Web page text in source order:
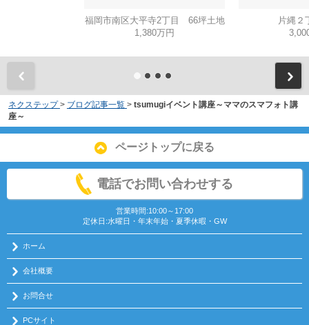
福岡市南区大平寺2丁目 66坪土地
1,380万円
片縄２
ネクステップ > ブログ記事一覧 > tsumugiイベント講座～ママのスマフォト講
座～
ページトップに戻る
電話でお問い合わせする
営業時間:10:00～17:00
定休日:水曜日・年末年始・夏季休暇・GW
ホーム
会社概要
お問合せ
PCサイト